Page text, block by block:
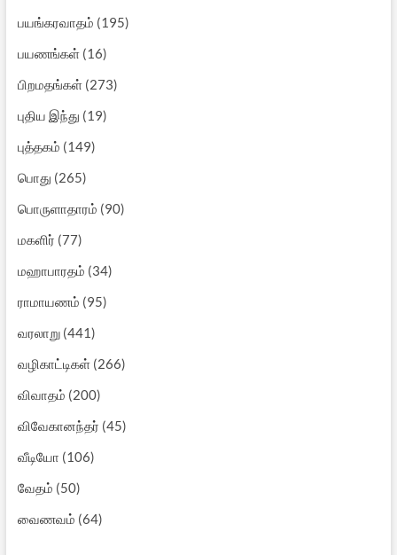
பயங்கரவாதம் (195)
பயணங்கள்(16)
பிறமதங்கள்(273)
புதிய இந்து (19)
புத்தகம் (149)
பொது (265)
பொருளாதாரம் (90)
மகளிர் (77)
மஹாபாரதம் (34)
ராமாயணம் (95)
வரலாறு(441)
வழிகாட்டிகள்(266)
விவாதம் (200)
விவேகானந்தர் (45)
வீடியோ (106)
வேதம் (50)
வைணவம் (64)